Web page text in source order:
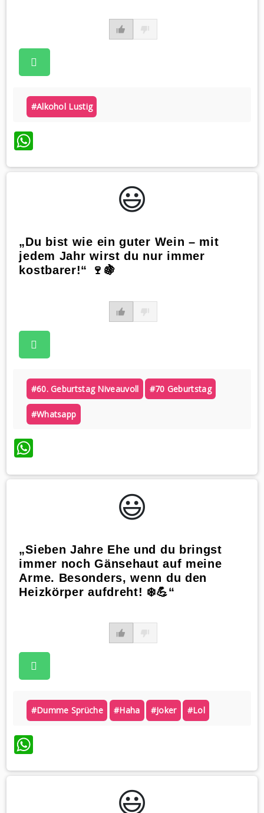
#alkohol Lustig
WhatsApp
😃️
„Du bist wie ein guter Wein – mit
jedem Jahr wirst du nur immer
kostbarer!“ 🍷🍇
#60. Geburtstag Niveauvoll #70 Geburtstag
#whatsapp
WhatsApp
😃️
„Sieben Jahre Ehe und du bringst
immer noch Gänsehaut auf meine
Arme. Besonders, wenn du den
Heizkörper aufdreht! ❄️💪“
#dumme Sprüche #haha #joker #lol
WhatsApp
😃️